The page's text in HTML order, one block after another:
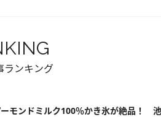
ランキング
ーモンドミルク100％かき氷が絶品！